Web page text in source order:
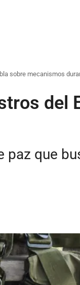
sobre mecanismos
del
paz que